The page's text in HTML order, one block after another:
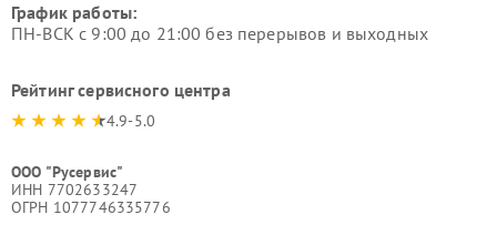
График работы:
ПН-ВСК с 9:00 до 21:00 без перерывов и выходных
Рейтинг сервисного центра
4.9-5.0
ООО "Русервис"
ИНН 7702633247
ОГРН 1077746335776